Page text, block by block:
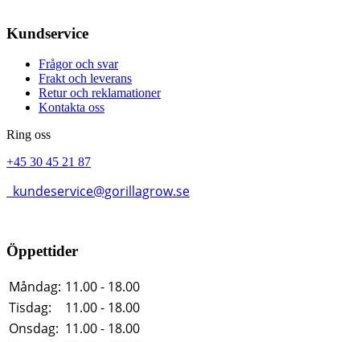
Kundservice
Frågor och svar
Frakt och leverans
Retur och reklamationer
Kontakta oss
Ring oss
+45 30 45 21 87
kundeservice@gorillagrow.se
Öppettider
Måndag: 11.00 - 18.00
Tisdag:
11.00 - 18.00
Onsdag: 11.00 - 18.00